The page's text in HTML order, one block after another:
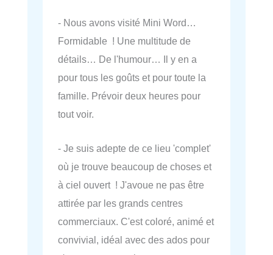
- Nous avons visité Mini Word…
Formidable ! Une multitude de
détails… De l'humour… Il y en a
pour tous les goûts et pour toute la
famille. Prévoir deux heures pour
tout voir.
- Je suis adepte de ce lieu 'complet'
où je trouve beaucoup de choses et
à ciel ouvert ! J'avoue ne pas être
attirée par les grands centres
commerciaux. C'est coloré, animé et
convivial, idéal avec des ados pour